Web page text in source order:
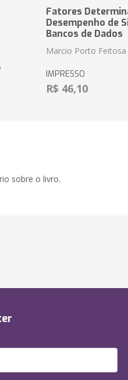
Fatores
Desempenho de
Bancos de Dados
Marcio Porto Feitosa
IMPRESSO
R$ 46,10
sobre o livro.